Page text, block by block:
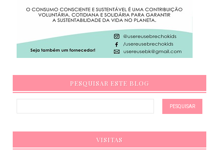
PESQUISAR ESTE BLOG
VISITAS